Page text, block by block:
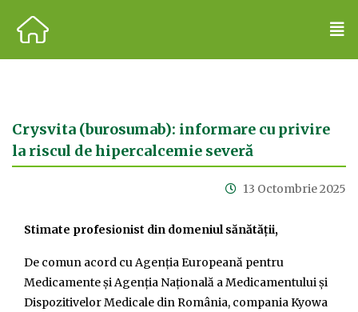
Crysvita (burosumab): informare cu privire
la riscul de hipercalcemie severă
13 Octombrie 2025
Stimate profesionist din domeniul sănătății,
De comun acord cu Agenția Europeană pentru
Medicamente și Agenția Națională a Medicamentului și
Dispozitivelor Medicale din România, compania Kyowa